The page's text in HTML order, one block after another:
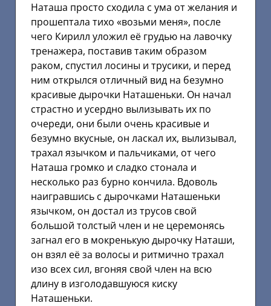
Наташа просто сходила с ума от желания и
прошептала тихо «возьми меня», после
чего Кирилл уложил её грудью на лавочку
тренажера, поставив таким образом
раком, спустил лосины и трусики, и перед
ним открылся отличный вид на безумно
красивые дырочки Наташеньки. Он начал
страстно и усердно вылизывать их по
очереди, они были очень красивые и
безумно вкусные, он ласкал их, вылизывал,
трахал язычком и пальчиками, от чего
Наташа громко и сладко стонала и
несколько раз бурно кончила. Вдоволь
наигравшись с дырочками Наташеньки
язычком, он достал из трусов свой
большой толстый член и не церемонясь
загнал его в мокренькую дырочку Наташи,
он взял её за волосы и ритмично трахал
изо всех сил, вгоняя свой член на всю
длину в изголодавшуюся киску
Наташеньки.